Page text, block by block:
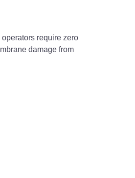
require zero
damage from